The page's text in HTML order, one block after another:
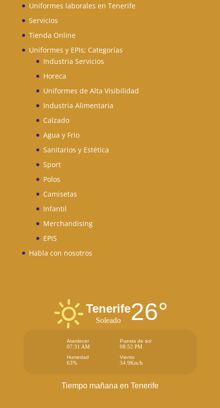
Uniformes laborales en Tenerife
Servicios
Tienda Online
Uniformes y EPIs; Categorías
Industria Servicios
Horeca
Uniformes de Alta Visibilidad
Industria Alimentaria
Calzado
Agua y Frio
Sanitarios y Estética
Sport
Polos
Camisetas
Infantil
Merchandising
EPIS
Habla con nosotros
Tenerife
Soleado 26°
Atardecer
07:31 AM
Puesta de sol
08:52 PM
Humedad
63%
Viento
34.9Km/h
Tiempo mañana en Tenerife